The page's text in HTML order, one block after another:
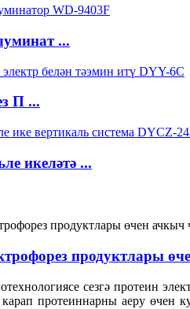
...
П ...
икеләтә ...
продуктлары
сезгә протеин
протеиннарны аеру өчен